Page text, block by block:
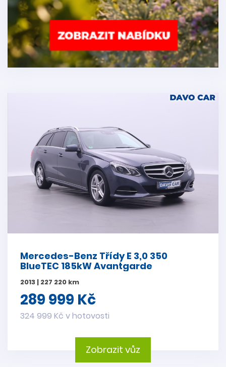
Mercedes-Benz Třídy E 3,0 350
BlueTEC 185kW Avantgarde
2013 | 227 220 km
289 999 Kč
324 999 Kč v hotovosti
Zobrazit vůz